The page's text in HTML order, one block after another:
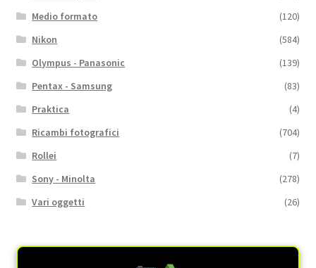
Medio formato
(120)
Nikon
(584)
Olympus - Panasonic
(139)
Pentax - Samsung
(83)
Praktica
(4)
Ricambi fotografici
(704)
Rollei
(7)
Sony - Minolta
(278)
Vari oggetti
(26)